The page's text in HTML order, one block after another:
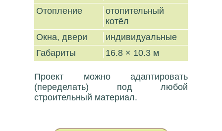
Отопление
отопительный
котёл
Окна, двери
индивидуальные
Габариты
16.8 × 10.3 м
Проект можно адаптировать
(переделать) под любой
строительный материал.